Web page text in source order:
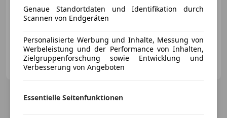
12/2025 17 905 km
Elektro/Benzin
Georg Pappas Automobil GmbH - Salzburg
AT-5020 Salzburg
Genaue Standortdaten und Identifikation durch
Scannen von Endgeräten
Personalisierte Werbung und Inhalte, Messung von
Werbeleistung und der Performance von Inhalten,
Zielgruppenforschung sowie Entwicklung und
Verbesserung von Angeboten
Essentielle Seitenfunktionen